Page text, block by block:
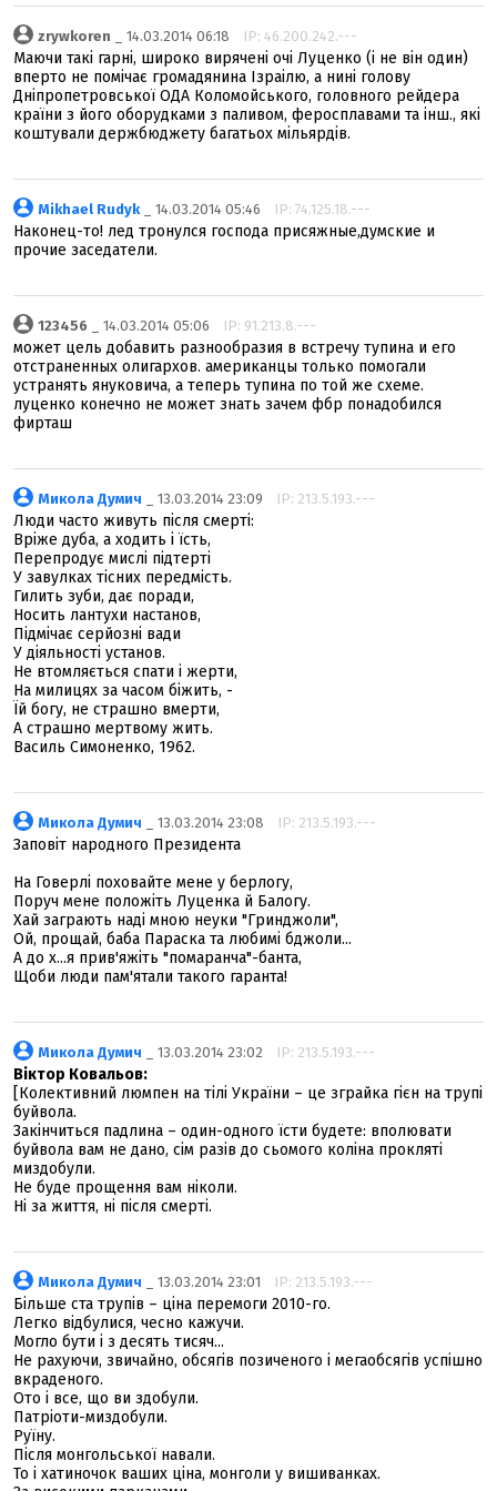
zrywkoren _ 14.03.2014 06:18 IP: 46.200.242.---
Маючи такі гарні, широко вирячені очі Луценко (і не він один)
вперто не помічає громадянина Ізраілю, а нині голову
Дніпропетровської ОДА Коломойського, головного рейдера
країни з його оборудками з паливом, феросплавами та інш., які
коштували держбюджету багатьох мільярдів.
Mikhael Rudyk_ 14.03.2014 05:46 IP: 74.125.18.---
Наконец-то! лед тронулся господа присяжные,думские и
прочие заседатели.
123456 _ 14.03.2014 05:06 IP: 91.213.8.---
может цель добавить разнообразия в встречу тупина и его
отстраненных олигархов. американцы только помогали
устранять януковича, а теперь тупина по той же схеме.
луценко конечно не может знать зачем фбр понадобился
фирташ
Микола Думич _ 13.03.2014 23:09 IP: 213.5.193.---
Люди часто живуть після смерті:
Вріже дуба, а ходить і їсть,
Перепродує мислі підтерті
У завулках тісних передмість.
Гилить зуби, дає поради,
Носить лантухи настанов,
Підмічає серйозні вади
У діяльності установ.
Не втомляється спати і жерти,
На милицях за часом біжить, -
Їй богу, не страшно вмерти,
А страшно мертвому жить.
Василь Симоненко, 1962.
Микола Думич _ 13.03.2014 23:08 IP: 213.5.193.---
Заповіт народного Президента
На Говерлі поховайте мене у берлогу,
Поруч мене положіть Луценка й Балогу.
Хай заграють наді мною неуки "Гринджоли",
Ой, прощай, баба Параска та любимі бджоли...
А до х...я прив'яжіть "помаранча"-банта,
Щоби люди пам'ятали такого гаранта!
Микола Думич _ 13.03.2014 23:02 IP: 213.5.193.---
Віктор Ковальов:
[Колективний люмпен на тілі України – це зграйка гієн на трупі
буйвола.
Закінчиться падлина – один-одного їсти будете: вполювати
буйвола вам не дано, сім разів до сьомого коліна прокляті
миздобули.
Не буде прощення вам ніколи.
Ні за життя, ні після смерті.
Микола Думич _ 13.03.2014 23:01 IP: 213.5.193.---
Більше ста трупів – ціна перемоги 2010-го.
Легко відбулися, чесно кажучи.
Могло бути і з десять тисяч...
Не рахуючи, звичайно, обсягів позиченого і мегаобсягів успішно
вкраденого.
Ото і все, що ви здобули.
Патріоти-миздобули.
Руїну.
Після монгольської навали.
То і хатиночок ваших ціна, монголи у вишиванках.